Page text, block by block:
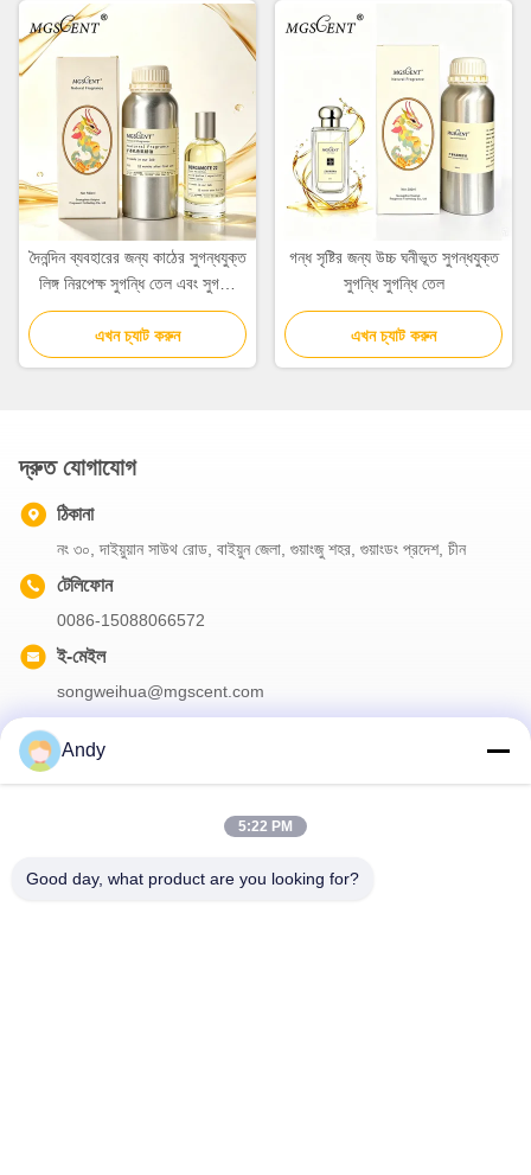
দৈনন্দিন ব্যবহারের জন্য কাঠের সুগন্ধযুক্ত
লিঙ্গ নিরপেক্ষ সুগন্ধি তেল এবং সুগন্ধি
তেল
এখন চ্যাট করুন
গন্ধ সৃষ্টির জন্য উচ্চ ঘনীভূত সুগন্ধযুক্ত
সুগন্ধি সুগন্ধি তেল
এখন চ্যাট করুন
দ্রুত যোগাযোগ
ঠিকানা
নং ৩০, দাইয়ুয়ান সাউথ রোড, বাইয়ুন জেলা, গুয়াংজু শহর, গুয়াংডং প্রদেশ, চীন
টেলিফোন
0086-15088066572
ই-মেইল
songweihua@mgscent.com
Andy
5:22 PM
Good day, what product are you looking for?